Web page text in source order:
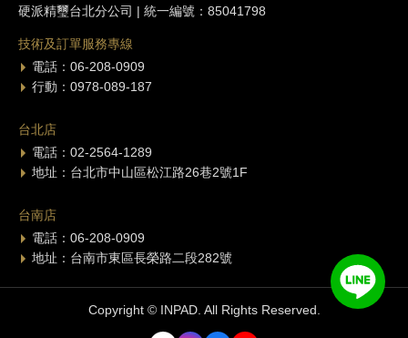
硬派精璽台北分公司 | 統一編號：85041798
技術及訂單服務專線
電話：06-208-0909
行動：0978-089-187
台北店
電話：02-2564-1289
地址：台北市中山區松江路26巷2號1F
台南店
電話：06-208-0909
地址：台南市東區長榮路二段282號
Copyright © INPAD. All Rights Reserved.